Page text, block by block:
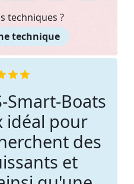
techniques ?
technique
Smart-Boats
idéal pour
des
et